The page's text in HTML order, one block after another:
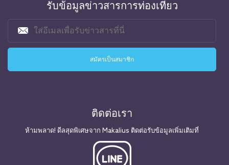
รับข้อมูลข่าวสารการท่องเที่ยว
ติดต่อเรา
ห้ามพลาด! ดีลสุดพิเศษจาก Makalius ติดต่อรับข้อมูลเพิ่มเติมที่